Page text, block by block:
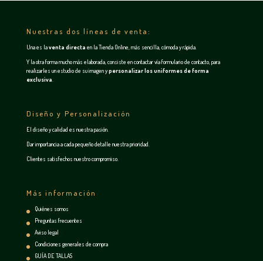
Nuestras dos líneas de venta:
Una es laventa directa en laTienda Online , más sencilla, cómoda y rápida.
Y la otra forma mucho más elaborada, consiste en contactar víaformulario de contacto, para
realizarles un estudio de su imagen ypersonalizar los uniformes de forma
exclusiva
Diseño y Personalización
El diseño y calidad es nuestra pasión.
Dar importancia a cada pequeño detalle nuestra prioridad.
Clientes satisfechos nuestro compromiso.
Más información
Quiénes somos
Preguntas frecuentes
Aviso legal
Condiciones generales de compra
GUÍA DE TALLAS